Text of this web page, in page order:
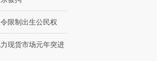
限制出生公民权
力现货市场元年突进